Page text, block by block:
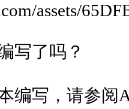
assets/
写了吗？
编写，请参阅